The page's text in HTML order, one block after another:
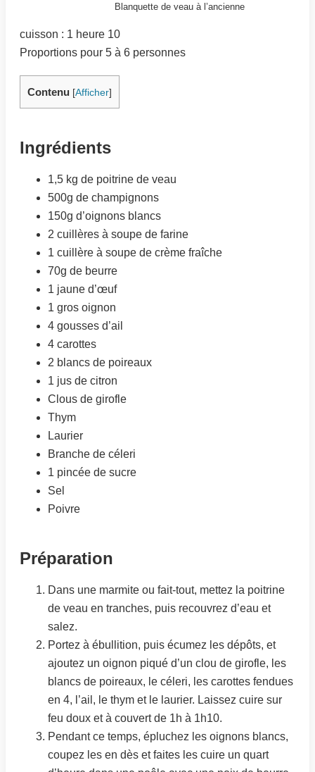
Blanquette de veau à l’ancienne
cuisson : 1 heure 10
Proportions pour 5 à 6 personnes
Contenu [Afficher]
Ingrédients
1,5 kg de poitrine de veau
500g de champignons
150g d’oignons blancs
2 cuillères à soupe de farine
1 cuillère à soupe de crème fraîche
70g de beurre
1 jaune d’œuf
1 gros oignon
4 gousses d’ail
4 carottes
2 blancs de poireaux
1 jus de citron
Clous de girofle
Thym
Laurier
Branche de céleri
1 pincée de sucre
Sel
Poivre
Préparation
Dans une marmite ou fait-tout, mettez la poitrine
de veau en tranches, puis recouvrez d’eau et
salez.
Portez à ébullition, puis écumez les dépôts, et
ajoutez un oignon piqué d’un clou de girofle, les
blancs de poireaux, le céleri, les carottes fendues
en 4, l’ail, le thym et le laurier. Laissez cuire sur
feu doux et à couvert de 1h à 1h10.
Pendant ce temps, épluchez les oignons blancs,
coupez les en dès et faites les cuire un quart